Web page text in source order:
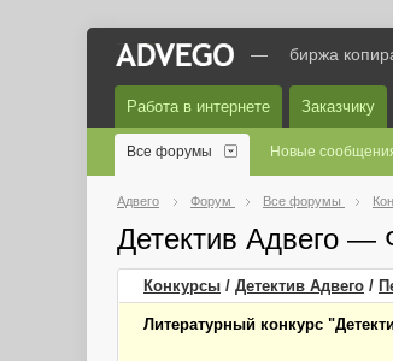
— биржа
Работа в интернете Заказчику
Все форумы Новые
Адвего Форум Все форумы
Детектив Адвего —
Конкурсы / Детектив Адвего /
Литературный конкурс